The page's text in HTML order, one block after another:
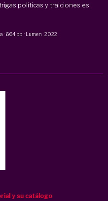
políticas y traiciones es
· 664 pp · Lumen ·2022
y su catálogo